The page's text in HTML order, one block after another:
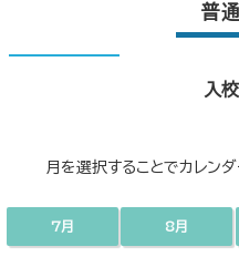
普
入
月を選択することでカレン
7月 8月